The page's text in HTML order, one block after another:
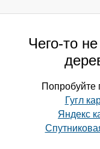
Чего-то
Попробуйте
Гугл
Яндекс